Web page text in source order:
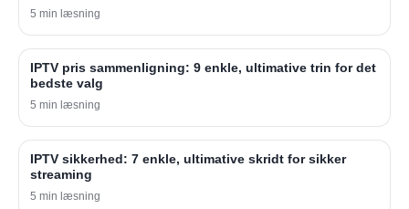
5 min læsning
IPTV pris sammenligning: 9 enkle, ultimative trin for det
bedste valg
5 min læsning
IPTV sikkerhed: 7 enkle, ultimative skridt for sikker
streaming
5 min læsning